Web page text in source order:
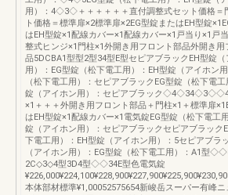
用）：4◇3◇＋＋＋＋＋＋直付調整式セット価格＝
ト価格＝標準扉×2標準扉×2EG型錠またはEH型錠
はEH型錠×1配線カバー×1配線カバー×1戸当り×1戸
整式ヒンジ×1門柱×1外開き用フロント部品外開き用
品5DCBA1型型2型34型E型セピアブラックEH型錠（
用）：EG型錠（松下電工用）：EH型錠（アイホン
（松下電工用）：セピアブラックEG型錠（松下電工
錠（アイホン用）：セピアブラック
×1＋＋＋外開き用フロント部品＋門柱×1＋標準扉
はEH型錠×1配線カバー×1電気錠EG型錠（松下電工
錠（アイホン用）：セピアブラックセピアブラック
下電工用）：EH型錠（アイホン用）：5セピアブラ
（アイホン用）：EG型錠（松下電工用）：A1型
2C◇3◇4型3D4型◇◇34E型色電気錠
本体部材標準¥1,00052575654新峻岳スーパー有峰ニ